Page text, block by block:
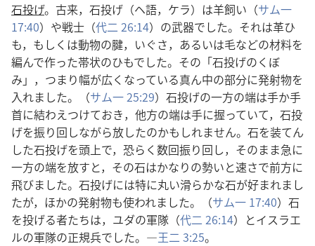
石投げ。古来，石投げ（ヘ語，ケラ）は羊飼い（サム一
17:40）や戦士（代二 26:14）の武器でした。それは革ひ
も，もしくは動物の腱，いぐさ，あるいは毛などの材料を
編んで作った帯状のひもでした。その「石投げのくぼ
み」，つまり幅が広くなっている真ん中の部分に発射物を
入れました。（サム一 25:29）石投げの一方の端は手か手
首に結わえつけておき，他方の端は手に握っていて，石投
げを振り回しながら放したのかもしれません。石を装てん
した石投げを頭上で，恐らく数回振り回し，そのまま急に
一方の端を放すと，その石はかなりの勢いと速さで前方に
飛びました。石投げには特に丸い滑らかな石が好まれまし
たが，ほかの発射物も使われました。（サム一 17:40）石
を投げる者たちは，ユダの軍隊（代二 26:14）とイスラエ
ルの軍隊の正規兵でした。―王二 3:25。